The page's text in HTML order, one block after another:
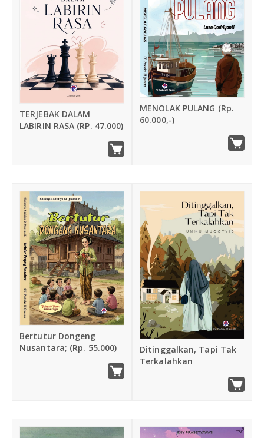
Buku Ajar
Referensi
Terbitan Terbaru
Best Seller
n
TERJEBAK DALAM
LABIRIN RASA (RP. 47.000)
MENOLAK PULANG (Rp.
60.000,-)
Bertutur Dongeng
Nusantara; (Rp. 55.000)
Ditinggalkan, Tapi Tak
Terkalahkan